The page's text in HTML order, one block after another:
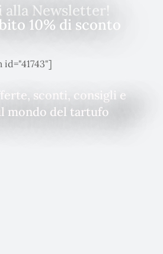
alla Newsletter!
10% di sconto
sconti, consigli e
mondo del tartufo